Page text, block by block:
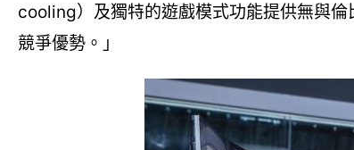
cooling）及獨特的遊戲模式功能提供無與
競爭優勢。」